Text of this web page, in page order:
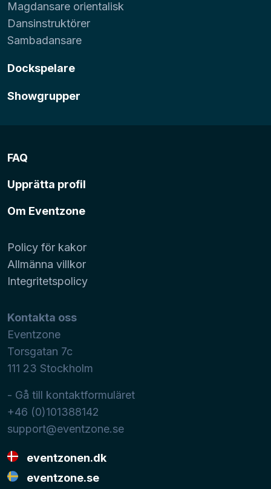
Magdansare orientalisk
Dansinstruktörer
Sambadansare
Dockspelare
Showgrupper
FAQ
Upprätta profil
Om Eventzone
Policy för kakor
Allmänna villkor
Integritetspolicy
Kontakta oss
Eventzone
Torsgatan 7c
111 23 Stockholm
- Gå till kontaktformuläret
+46 (0)101388142
support@eventzone.se
eventzonen.dk
eventzone.se